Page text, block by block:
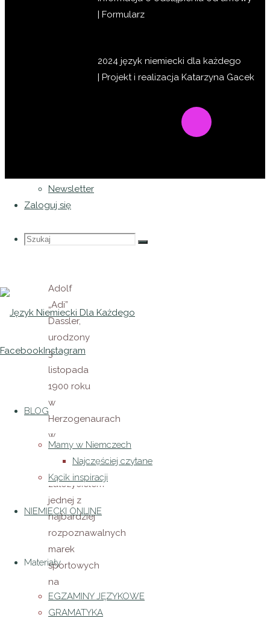
PODRÓŻE PO NIEMCZECH
DARMOWE E-BOOKI
Newsletter
Zaloguj się
FacebookInstagram
BLOG
Mamy w Niemczech
Najczęściej czytane
Kącik inspiracji
NIEMIECKI ONLINE
Materiały
EGZAMINY JĘZYKOWE
GRAMATYKA
września
2024
2024
Adolf
„Adi”
Dassler,
urodzony
3
listopada
1900 roku
w
Herzogenaurach
w
Niemczech,
założycielem
jednej z
najbardziej
rozpoznawalnych
marek
sportowych
na
świecie –
Adidas.
| Formularz
2024 język niemiecki dla każdego
| Projekt i realizacja Katarzyna Gacek